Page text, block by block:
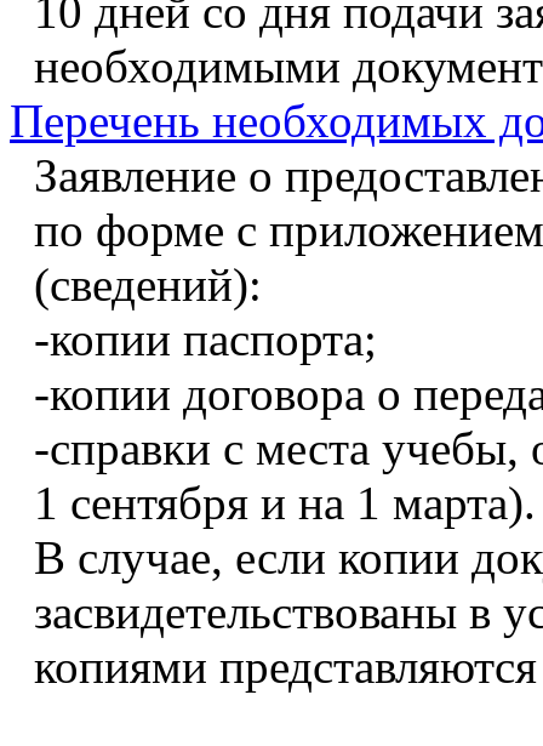
10 дней со дня подачи
необходимыми
Перечень необходимых
Заявление о
по форме с
(сведений):
-копии паспорта;
-копии договора о
-справки с места учебы,
1 сентября и на 1 марта).
В случае, если копии
засвидетельствованы в
копиями